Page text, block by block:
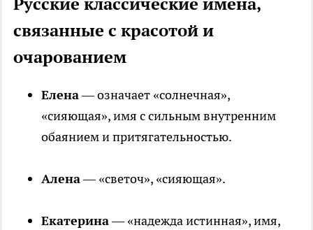
связанные с красотой и
очарованием
Елена— означает «солнечная»,
«сияющая», имя с сильным внутренним
обаянием и притягательностью.
Алена— «светоч», «сияющая».
Екатерина— «надежда истинная», имя,